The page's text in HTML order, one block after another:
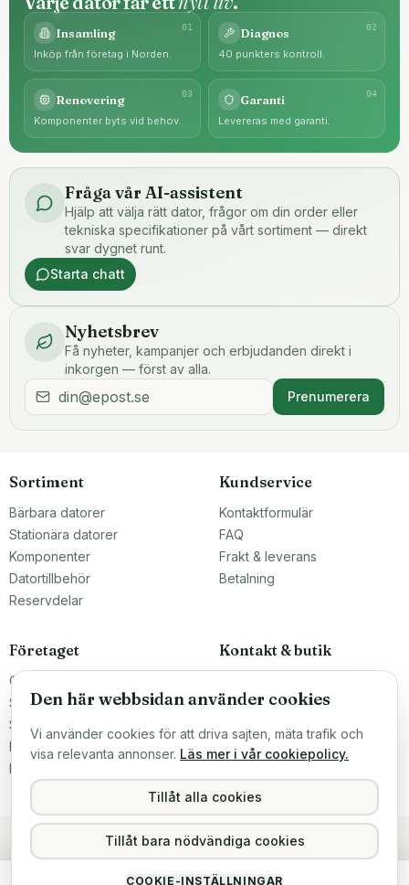
01
Insamling
Inköp från företag i Norden.
02
Diagnos
40 punkters kontroll.
03
Renovering
Komponenter byts vid behov.
04
Garanti
Levereras med garanti.
Fråga vår AI-assistent
Hjälp att välja rätt dator, frågor om din order eller
tekniska specifikationer på vårt sortiment — direkt
svar dygnet runt.
Starta chatt
Nyhetsbrev
Få nyheter, kampanjer och erbjudanden direkt i
inkorgen — först av alla.
Prenumerera
Sortiment
Bärbara datorer
Stationära datorer
Komponenter
Datortillbehör
Reservdelar
Kundservice
Kontaktformulär
FAQ
Frakt & leverans
Betalning
Företaget
Om oss
Större inköp?
Sälj till oss
Köpvillkor
Integritetspolicy
Kontakt & butik
Malmö, Sverige
ÖPPETTIDER
Mån–Fre 10–16
Hitta hit →
256GB Toshiba THNSFJ256GDNU SSD M2 2280 SATA
Den här webbsidan använder cookies
Vi använder cookies för att driva sajten, mäta trafik och
visa relevanta annonser. Läs mer i vår cookiepolicy.
Tillåt alla cookies
Tillåt bara nödvändiga cookies
COOKIE-INSTÄLLNINGAR